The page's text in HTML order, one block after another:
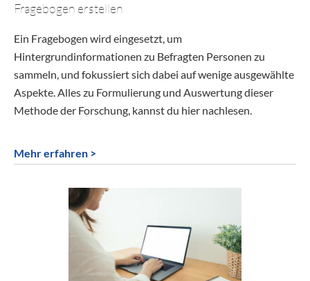
Fragebogen erstellen
Ein Fragebogen wird eingesetzt, um
Hintergrundinformationen zu Befragten Personen zu
sammeln, und fokussiert sich dabei auf wenige ausgewählte
Aspekte. Alles zu Formulierung und Auswertung dieser
Methode der Forschung, kannst du hier nachlesen.
Mehr erfahren >